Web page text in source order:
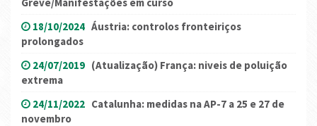
18/10/2024 Áustria: controlos fronteiriços
prolongados
24/07/2019 (Atualização) França: niveis de poluição
extrema
24/11/2022 Catalunha: medidas na AP-7 a 25 e 27 de
novembro